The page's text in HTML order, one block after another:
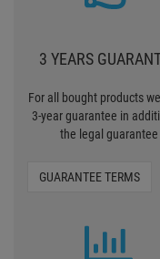
3 YEARS
For all bought products
3-year guarantee in
the legal guarantee
GUARANTEE TERMS